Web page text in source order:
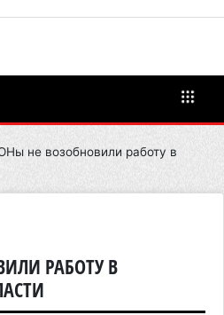
не возобновили работу в
РАБОТУ В